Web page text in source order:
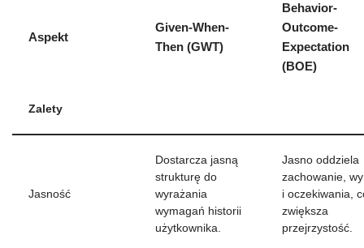
Aspekt
Given-When-
Then (GWT)
Behavior-
Outcome-
Expectation
(BOE)
Zalety
Jasność
Dostarcza jasną
strukturę do
wyrażania
wymagań historii
użytkownika.
Jasno oddziela
zachowanie,
i oczekiwania,
zwiększa
przejrzystość.